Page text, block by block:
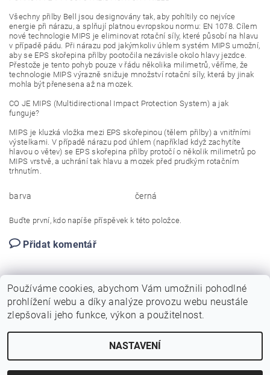
Všechny přilby Bell jsou designovány tak, aby pohltily co nejvíce
energie při nárazu, a splňují platnou evropskou normu: EN 1078. Cílem
nové technologie MIPS je eliminovat rotační síly, které působí na hlavu
v případě pádu. Při nárazu pod jakýmkoliv úhlem systém MIPS umožní,
aby se EPS skořepina přilby pootočila nezávisle okolo hlavy jezdce.
Přestože je tento pohyb pouze v řádu několika milimetrů, věříme, že
technologie MIPS výrazně snižuje množství rotační síly, která by jinak
mohla být přenesena až na mozek.
CO JE MIPS (Multidirectional Impact Protection System) a jak
funguje?
MIPS je kluzká vložka mezi EPS skořepinou (tělem přilby) a vnitřními
výstelkami. V případě nárazu pod úhlem (například když zachytíte
hlavou o větev) se EPS skořepina přilby protočí o několik milimetrů po
MIPS vrstvě, a uchrání tak hlavu a mozek před prudkým rotačním
trhnutím.
barva černá
Buďte první, kdo napíše příspěvek k této položce.
Přidat komentář
2026 © Birotarius, všechna práva vyhrazenaUpravit nastavení cookies
Používáme cookies, abychom Vám umožnili pohodlné
prohlížení webu a díky analýze provozu webu neustále
zlepšovali jeho funkce, výkon a použitelnost.
NASTAVENÍ